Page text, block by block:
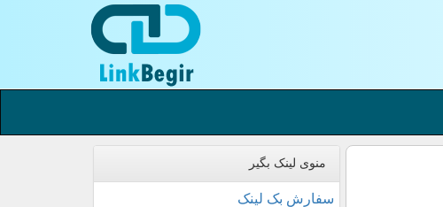
منوی لینک بگیر
سفارش بک لینک